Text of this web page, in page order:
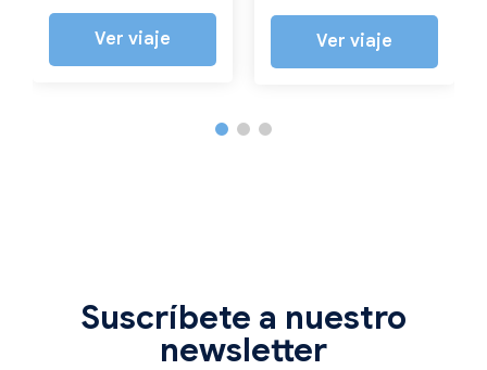
Ver viaje Ver viaje
Suscríbete a nuestro
newsletter